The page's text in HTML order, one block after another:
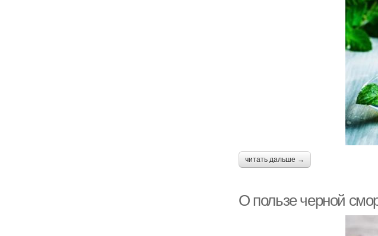
читать дальше →
О пользе черной